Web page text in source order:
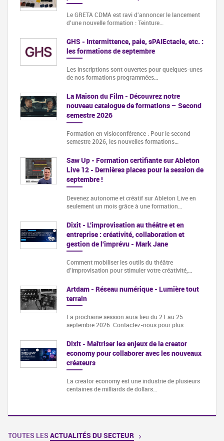
Le GRETA CDMA est ravi d'annoncer le lancement
d'une nouvelle formation : Teinture…
GHS - Intermittence, paie, sPAIEctacle, etc. :
les formations de septembre
Les inscriptions sont ouvertes pour quelques-unes
de nos formations programmées…
La Maison du Film - Découvrez notre
nouveau catalogue de formations – Second
semestre 2026
Formation en visioconférence : Pour le second
semestre 2026, les nouvelles formations…
Saw Up - Formation certifiante sur Ableton
Live 12 - Dernières places pour la session de
septembre !
Devenez autonome et créatif sur Ableton Live en
seulement un mois grâce à une formation…
Dixit - L'improvisation au théâtre et en
entreprise : créativité, collaboration et
gestion de l'imprévu - Mark Jane
Comment mobiliser les outils du théâtre
d’improvisation pour stimuler votre créativité,…
Artdam - Réseau numérique - Lumière tout
terrain
La prochaine session aura lieu du 21 au 25
septembre 2026. Contactez-nous pour plus…
Dixit - Maîtriser les enjeux de la creator
economy pour collaborer avec les nouveaux
créateurs
La creator economy est une industrie de plusieurs
centaines de milliards de dollars…
TOUTES LES ACTUALITÉS DU SECTEUR